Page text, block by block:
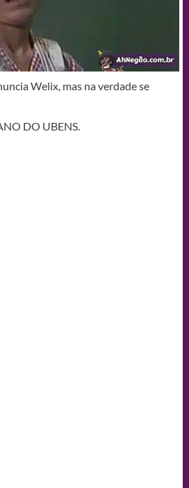
Welix, mas na verdade se
DO UBENS.